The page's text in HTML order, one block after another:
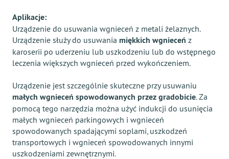
Aplikacje:
Urządzenie do usuwania wgnieceń z metali żelaznych.
Urządzenie służy do usuwania miękkich wgnieceń z
karoserii po uderzeniu lub uszkodzeniu lub do wstępnego
leczenia większych wgnieceń przed wykończeniem.
Urządzenie jest szczególnie skuteczne przy usuwaniu
małych wgnieceń spowodowanych przez gradobicie. Za
pomocą tego narzędzia można użyć indukcji do usunięcia
małych wgnieceń parkingowych i wgnieceń
spowodowanych spadającymi soplami, uszkodzeń
transportowych i wgnieceń spowodowanych innymi
uszkodzeniami zewnętrznymi.